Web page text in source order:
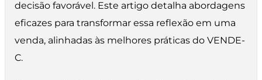
decisão favorável. Este artigo detalha abordagens
eficazes para transformar essa reflexão em uma
venda, alinhadas às melhores práticas do VENDE-
C.